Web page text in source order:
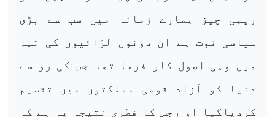
ریہی چیز ہمارے زمانہ میں سب سے بڑی
سیاسی قوت ہے ان دونوں لڑائیوں کی تہہ
میں وہی اصول کار فرما تھا جس کی رو سے
دنیا کو آزاد قومی مملکتوں میں تقسیم
کردیاگیا او رجس کا فطری نتیجہ یہ ہے کہ